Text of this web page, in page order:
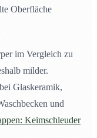
Oberfläche
im Vergleich zu
milder.
Glaskeramik,
und
Keimschleuder